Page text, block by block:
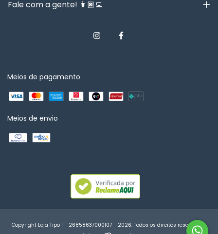
Fale com a gente! 👩🏿‍💻
Meios de pagamento
Meios de envio
Copyright Loja Tipo 1 - 26858637000107 - 2026. Todos os direitos reservados.